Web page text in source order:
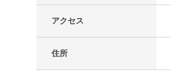
アクセス
住所